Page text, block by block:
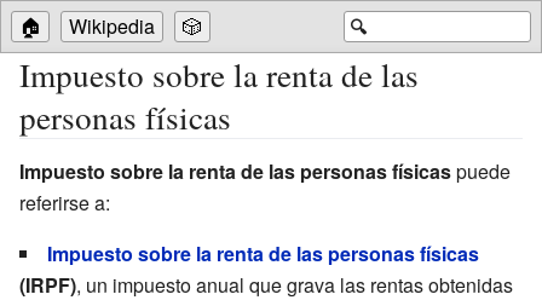
🔍
🏠 Wikipedia 🎲
Impuesto sobre la renta de las
personas físicas
Impuesto sobre la renta de las personas físicaspuede
referirse a:
Impuesto sobre la renta de las personas físicas
(IRPF), un impuesto anual que grava las rentas obtenidas